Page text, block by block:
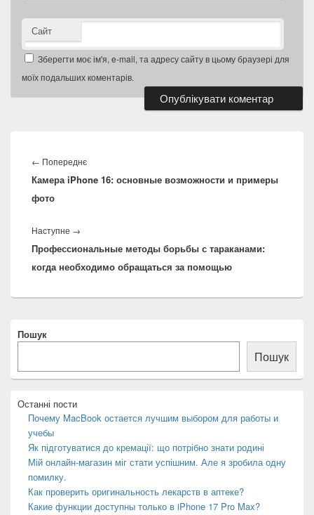
Сайт
Зберегти моє ім'я, e-mail, та адресу сайту в цьому браузері для
моїх подальших коментарів.
записів
← ПопереднєПопередній
запис:
Камера iPhone 16: основные возможности и примеры
фото
Наступне →
запис:
Профессиональные методы борьбы с тараканами:
когда необходимо обращаться за помощью
розташування
панелі
Пошук
Пошук
Останні пости
Почему MacBook остается лучшим выбором для работы и
учебы
Як підготуватися до кремації: що потрібно знати родині
Мій онлайн-магазин міг стати успішним. Але я зробила одну
помилку.
Как проверить оригинальность лекарств в аптеке?
Какие функции доступны только в iPhone 17 Pro Max?